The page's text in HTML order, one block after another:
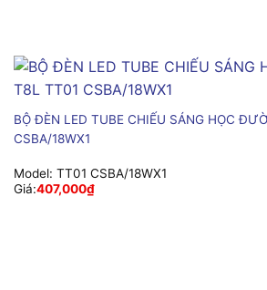
BỘ ĐÈN LED TUBE CHIẾU SÁNG HỌC
CSBA/18WX1
Model: TT01 CSBA/18WX1
Giá:407,000₫